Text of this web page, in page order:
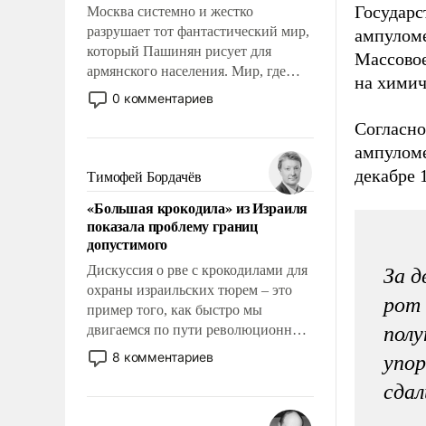
Москва системно и жестко
разрушает тот фантастический мир,
который Пашинян рисует для
армянского населения. Мир, где
этому населению все должны
просто по определению, где его
беспрекословно оплачиваться за
счет российских
налогоплательщиков, и где за свои
поступки не нужно отвечать.
0 комментариев
Тимофей Бордачёв
«Большая крокодила» из Израиля
показала проблему границ
допустимого
Дискуссия о рве с крокодилами для
охраны израильских тюрем – это
пример того, как быстро мы
двигаемся по пути революционных
изменений. То, что несколько лет
назад было образом для
8 комментариев
на
декабре
За
рот